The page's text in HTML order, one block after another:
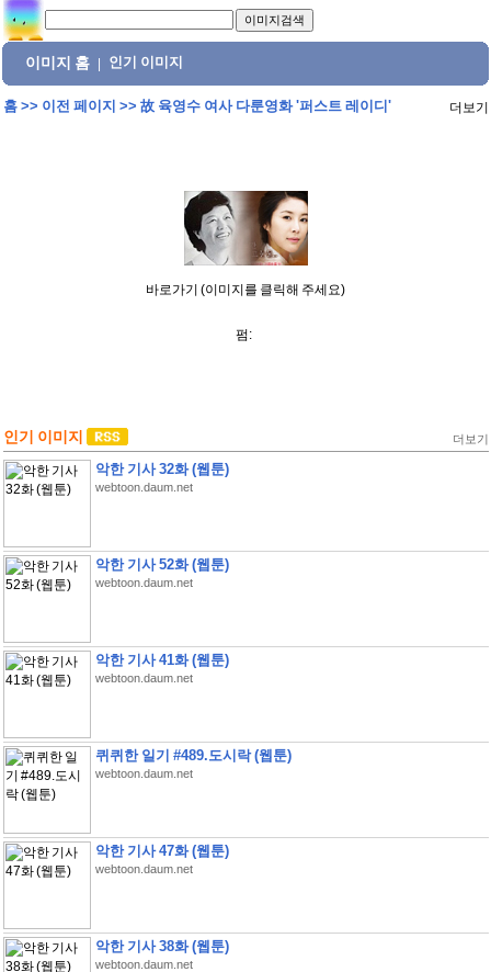
이미지 홈 인기 이미지
홈>> 이전 페이지 >> 故 육영수 여사 다룬영화 '퍼스트 레이디' 더보기
바로가기 (이미지를 클릭해 주세요)
펌:
인기 이미지 더보기
악한 기사 32화 (웹툰)
webtoon.daum.net
악한 기사 52화 (웹툰)
webtoon.daum.net
악한 기사 41화 (웹툰)
webtoon.daum.net
퀴퀴한 일기 #489.도시락 (웹툰)
webtoon.daum.net
악한 기사 47화 (웹툰)
webtoon.daum.net
악한 기사 38화 (웹툰)
webtoon.daum.net